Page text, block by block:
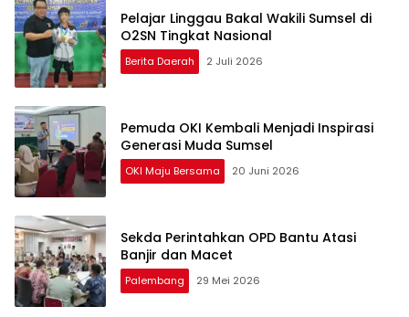
Pelajar Linggau Bakal Wakili Sumsel di
O2SN Tingkat Nasional
Berita Daerah 2 Juli 2026
Pemuda OKI Kembali Menjadi Inspirasi
Generasi Muda Sumsel
OKI Maju Bersama 20 Juni 2026
Sekda Perintahkan OPD Bantu Atasi
Banjir dan Macet
Palembang 29 Mei 2026